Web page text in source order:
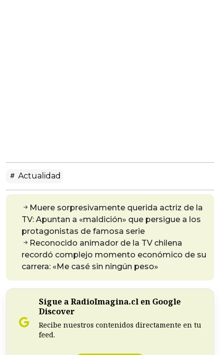
Actualidad
Muere sorpresivamente querida actriz de la
TV: Apuntan a «maldición» que persigue a los
protagonistas de famosa serie
Reconocido animador de la TV chilena
recordó complejo momento económico de su
carrera: «Me casé sin ningún peso»
Sigue a RadioImagina.cl en Google
Discover
Recibe nuestros contenidos directamente en tu
feed.